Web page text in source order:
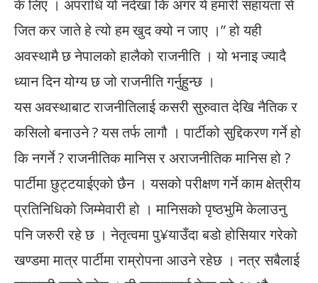
के लिए । अपराधि यो नदेखा कि अगर ये हमारी सहायता से
जित कर जाते हे त्यो हम खुद क्यो न जाए ।” हो यही
अवस्थामै छ नेपालको हालैको राजनीति । यो भनाइ ज्यादै
ध्यान दिन योग्य छ जो राजनीति गर्नुहुन्छ ।
यस अवस्थाबाट राजनीतिलाई कसरी सुरुवात देखि नैतिक र
कसिलो बनाउने ? यस तर्फ लागौ । पार्टीको सुद्दिकरण गर्ने हो
कि नगर्ने ? राजनीतिक मानिस र अराजनीतिक मानिस हो ?
पार्टीमा छुट्टयाईएको छैन । यसको परीक्षण गर्ने काम क्षेत्रीय
प्रतिनिधिको जिम्मेवारी हो । मानिसको पृष्ठभुमि केलाउनु
पनि जरुरी रहे छ । नेतृत्वमा पु¥याउँदा बडो होसियार गरेको
खण्डमा मात्र पार्टीमा राम्रोपना आउने रहेछ । नत्र सबैलाई